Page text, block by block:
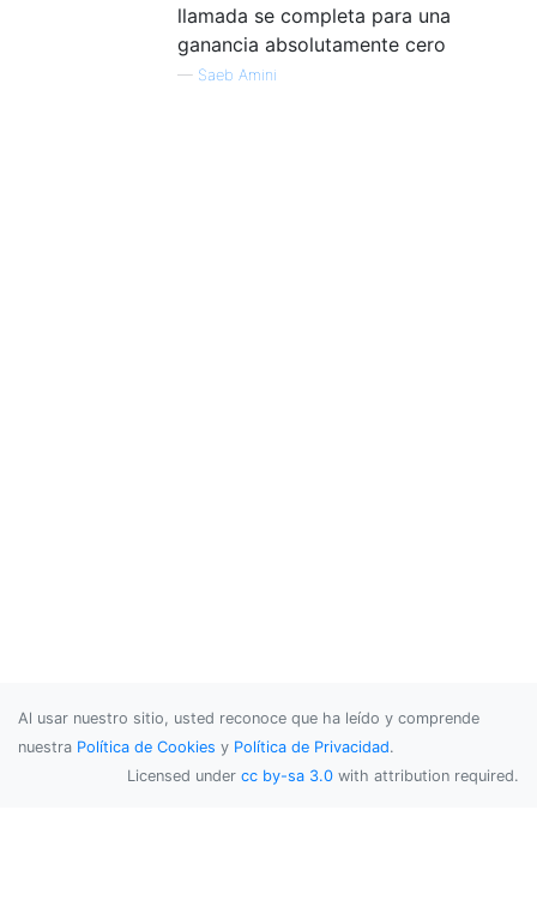
llamada se completa para una
ganancia absolutamente cero
— Saeb Amini
Al usar nuestro sitio, usted reconoce que ha leído y comprende
nuestra Política de Cookies y Política de Privacidad.
Licensed under cc by-sa 3.0 with attribution required.